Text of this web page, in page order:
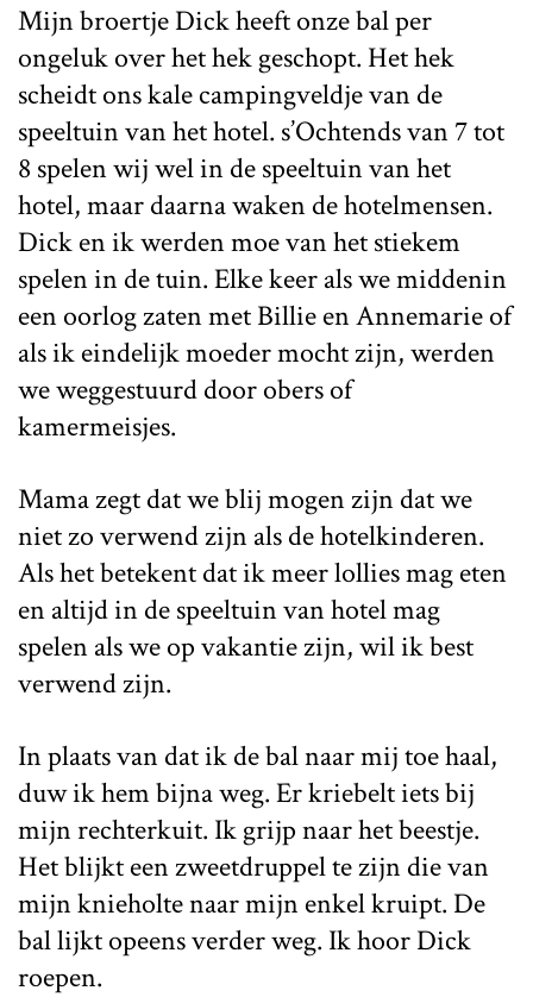
Mijn broertje Dick heeft onze bal per
ongeluk over het hek geschopt. Het hek
scheidt ons kale campingveldje van de
speeltuin van het hotel. s’Ochtends van 7 tot
8 spelen wij wel in de speeltuin van het
hotel, maar daarna waken de hotelmensen.
Dick en ik werden moe van het stiekem
spelen in de tuin. Elke keer als we middenin
een oorlog zaten met Billie en Annemarie of
als ik eindelijk moeder mocht zijn, werden
we weggestuurd door obers of
kamermeisjes.
Mama zegt dat we blij mogen zijn dat we
niet zo verwend zijn als de hotelkinderen.
Als het betekent dat ik meer lollies mag eten
en altijd in de speeltuin van hotel mag
spelen als we op vakantie zijn, wil ik best
verwend zijn.
In plaats van dat ik de bal naar mij toe haal,
duw ik hem bijna weg. Er kriebelt iets bij
mijn rechterkuit. Ik grijp naar het beestje.
Het blijkt een zweetdruppel te zijn die van
mijn knieholte naar mijn enkel kruipt. De
bal lijkt opeens verder weg. Ik hoor Dick
roepen.